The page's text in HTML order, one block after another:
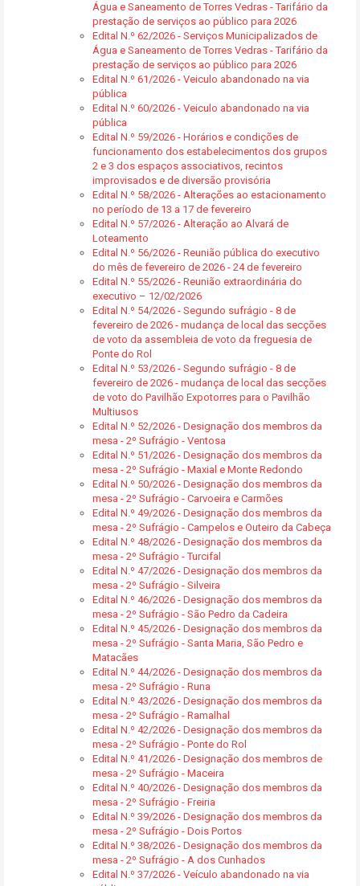
Água e Saneamento de Torres Vedras - Tarifário da
prestação de serviços ao público para 2026
Edital N.º 62/2026 - Serviços Municipalizados de
Água e Saneamento de Torres Vedras - Tarifário da
prestação de serviços ao público para 2026
Edital N.º 61/2026 - Veiculo abandonado na via
pública
Edital N.º 60/2026 - Veiculo abandonado na via
pública
Edital N.º 59/2026 - Horários e condições de
funcionamento dos estabelecimentos dos grupos
2 e 3 dos espaços associativos, recintos
improvisados e de diversão provisória
Edital N.º 58/2026 - Alterações ao estacionamento
no período de 13 a 17 de fevereiro
Edital N.º 57/2026 - Alteração ao Alvará de
Loteamento
Edital N.º 56/2026 - Reunião pública do executivo
do mês de fevereiro de 2026 - 24 de fevereiro
Edital N.º 55/2026 - Reunião extraordinária do
executivo – 12/02/2026
Edital N.º 54/2026 - Segundo sufrágio - 8 de
fevereiro de 2026 - mudança de local das secções
de voto da assembleia de voto da freguesia de
Ponte do Rol
Edital N.º 53/2026 - Segundo sufrágio - 8 de
fevereiro de 2026 - mudança de local das secções
de voto do Pavilhão Expotorres para o Pavilhão
Multiusos
Edital N.º 52/2026 - Designação dos membros da
mesa - 2º Sufrágio - Ventosa
Edital N.º 51/2026 - Designação dos membros da
mesa - 2º Sufrágio - Maxial e Monte Redondo
Edital N.º 50/2026 - Designação dos membros da
mesa - 2º Sufrágio - Carvoeira e Carmões
Edital N.º 49/2026 - Designação dos membros da
mesa - 2º Sufrágio - Campelos e Outeiro da Cabeça
Edital N.º 48/2026 - Designação dos membros da
mesa - 2º Sufrágio - Turcifal
Edital N.º 47/2026 - Designação dos membros da
mesa - 2º Sufrágio - Silveira
Edital N.º 46/2026 - Designação dos membros da
mesa - 2º Sufrágio - São Pedro da Cadeira
Edital N.º 45/2026 - Designação dos membros da
mesa - 2º Sufrágio - Santa Maria, São Pedro e
Matacães
Edital N.º 44/2026 - Designação dos membros da
mesa - 2º Sufrágio - Runa
Edital N.º 43/2026 - Designação dos membros da
mesa - 2º Sufrágio - Ramalhal
Edital N.º 42/2026 - Designação dos membros da
mesa - 2º Sufrágio - Ponte do Rol
Edital N.º 41/2026 - Designação dos membros de
mesa - 2º Sufrágio - Maceira
Edital N.º 40/2026 - Designação dos membros da
mesa - 2º Sufrágio - Freiria
Edital N.º 39/2026 - Designação dos membros da
mesa - 2º Sufrágio - Dois Portos
Edital N.º 38/2026 - Designação dos membros da
mesa - 2º Sufrágio - A dos Cunhados
Edital N.º 37/2026 - Veículo abandonado na via